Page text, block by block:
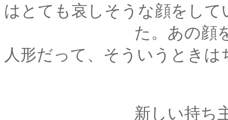
はとても哀しそうな顔をし
た。あの顔を思い出
人形だって、そういうとき
新しい持ち主、彩月